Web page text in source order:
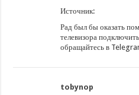
Источник:
Рад был бы оказать
телевизора
обращайтесь в
tobynop